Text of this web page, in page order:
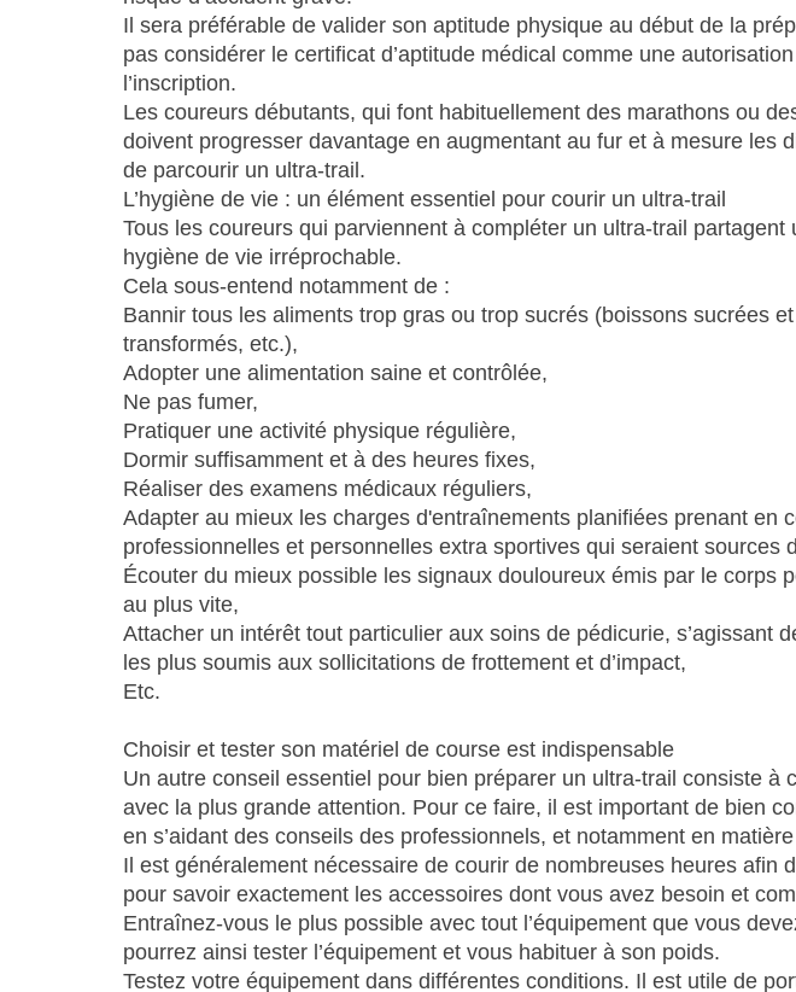
Il sera préférable de valider son aptitude physique au début de la
pas considérer le certificat d’aptitude médical comme une
l’inscription.
Les coureurs débutants, qui font habituellement des marathons ou
doivent progresser davantage en augmentant au fur et à mesure les
de parcourir un ultra-trail.
L’hygiène de vie : un élément essentiel pour courir un ultra-trail
Tous les coureurs qui parviennent à compléter un ultra-trail
hygiène de vie irréprochable.
Cela sous-entend notamment de :
Bannir tous les aliments trop gras ou trop sucrés (boissons sucrées
transformés, etc.),
Adopter une alimentation saine et contrôlée,
Ne pas fumer,
Pratiquer une activité physique régulière,
Dormir suffisamment et à des heures fixes,
Réaliser des examens médicaux réguliers,
Adapter au mieux les charges d'entraînements planifiées prenant en
professionnelles et personnelles extra sportives qui seraient sources
Écouter du mieux possible les signaux douloureux émis par le corps
au plus vite,
Attacher un intérêt tout particulier aux soins de pédicurie, s’agissant
les plus soumis aux sollicitations de frottement et d’impact,
Etc.
Choisir et tester son matériel de course est indispensable
Un autre conseil essentiel pour bien préparer un ultra-trail consiste à
avec la plus grande attention. Pour ce faire, il est important de bien
en s’aidant des conseils des professionnels, et notamment en
Il est généralement nécessaire de courir de nombreuses heures afin
pour savoir exactement les accessoires dont vous avez besoin et
Entraînez-vous le plus possible avec tout l’équipement que vous
pourrez ainsi tester l’équipement et vous habituer à son poids.
Testez votre équipement dans différentes conditions. Il est utile de